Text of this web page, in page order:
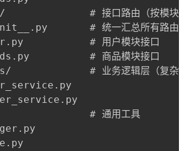
# 接口路由（按模块拆
# 统一汇总所有路由
# 用户模块接口
# 商品模块接口
# 业务逻辑层（复杂逻
# 通用工具